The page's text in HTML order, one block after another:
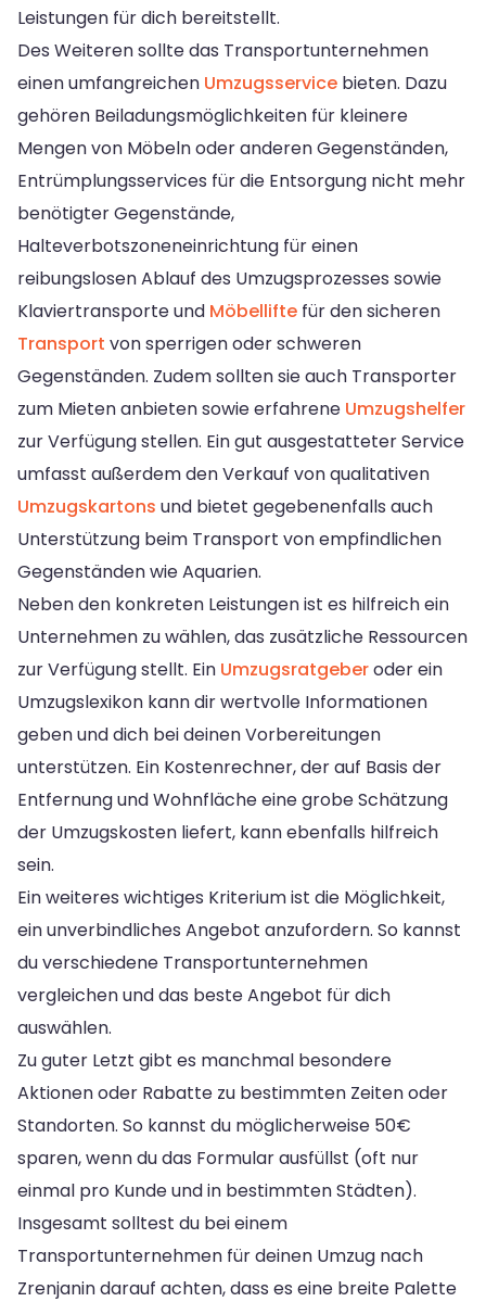
Leistungen für dich bereitstellt.
Des Weiteren sollte das Transportunternehmen
einen umfangreichen Umzugsservice bieten. Dazu
gehören Beiladungsmöglichkeiten für kleinere
Mengen von Möbeln oder anderen Gegenständen,
Entrümplungsservices für die Entsorgung nicht mehr
benötigter Gegenstände,
Halteverbotszoneneinrichtung für einen
reibungslosen Ablauf des Umzugsprozesses sowie
Klaviertransporte und Möbellifte für den sicheren
Transport von sperrigen oder schweren
Gegenständen. Zudem sollten sie auch Transporter
zum Mieten anbieten sowie erfahrene Umzugshelfer
zur Verfügung stellen. Ein gut ausgestatteter Service
umfasst außerdem den Verkauf von qualitativen
Umzugskartons und bietet gegebenenfalls auch
Unterstützung beim Transport von empfindlichen
Gegenständen wie Aquarien.
Neben den konkreten Leistungen ist es hilfreich ein
Unternehmen zu wählen, das zusätzliche Ressourcen
zur Verfügung stellt. Ein Umzugsratgeberoder ein
Umzugslexikon kann dir wertvolle Informationen
geben und dich bei deinen Vorbereitungen
unterstützen. Ein Kostenrechner, der auf Basis der
Entfernung und Wohnfläche eine grobe Schätzung
der Umzugskosten liefert, kann ebenfalls hilfreich
sein.
Ein weiteres wichtiges Kriterium ist die Möglichkeit,
ein unverbindliches Angebot anzufordern. So kannst
du verschiedene Transportunternehmen
vergleichen und das beste Angebot für dich
auswählen.
Zu guter Letzt gibt es manchmal besondere
Aktionen oder Rabatte zu bestimmten Zeiten oder
Standorten. So kannst du möglicherweise 50€
sparen, wenn du das Formular ausfüllst (oft nur
einmal pro Kunde und in bestimmten Städten).
Insgesamt solltest du bei einem
Transportunternehmen für deinen Umzug nach
Zrenjanin darauf achten, dass es eine breite Palette